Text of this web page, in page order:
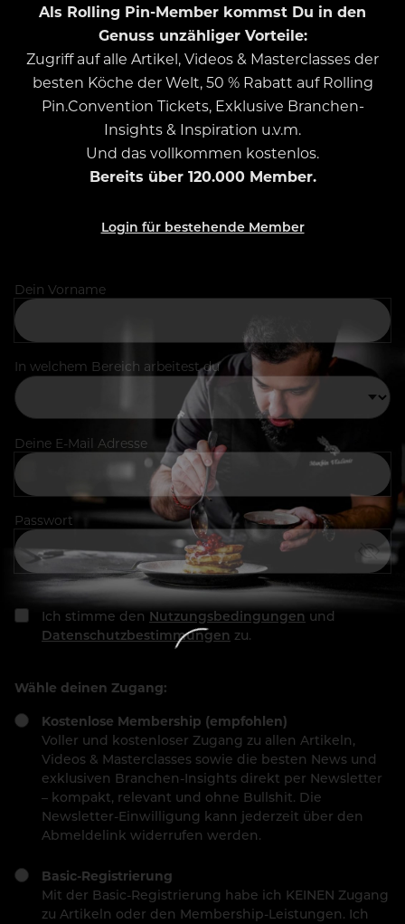
Als Rolling Pin-Member kommst Du in den
Genuss unzähliger Vorteile:
Zugriff auf alle Artikel, Videos & Masterclasses der
besten Köche der Welt, 50 % Rabatt auf Rolling
Pin.Convention Tickets, Exklusive Branchen-
Insights & Inspiration u.v.m.
Und das vollkommen kostenlos.
Bereits über 120.000 Member.
Login für bestehende Member
Dein Vorname
In welchem Bereich arbeitest du
Deine E-Mail Adresse
Passwort
Ich stimme den Nutzungsbedingungen und
Datenschutzbestimmungen zu.
Wähle deinen Zugang:
Kostenlose Membership (empfohlen)
Voller und kostenloser Zugang zu allen Artikeln,
Videos & Masterclasses sowie die besten News und
exklusiven Branchen-Insights direkt per Newsletter
– kompakt, relevant und ohne Bullshit. Die
Newsletter-Einwilligung kann jederzeit über den
Abmeldelink widerrufen werden.
Basic-Registrierung
Mit der Basic-Registrierung habe ich KEINEN Zugang
zu Artikeln oder den Membership-Leistungen. Ich